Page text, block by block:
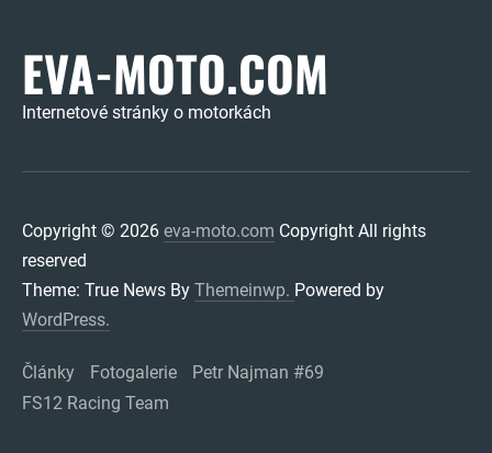
EVA-MOTO.COM
Internetové stránky o motorkách
Copyright © 2026 eva-moto.com Copyright All rights
reserved
Theme: True News By Themeinwp. Powered by
WordPress.
Články Fotogalerie
Petr Najman #69
FS12 Racing Team